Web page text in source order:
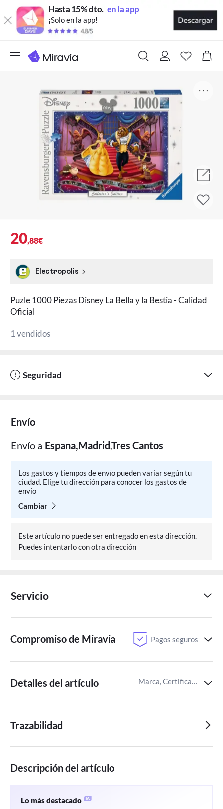
Hasta 15% dto. en la app
¡Solo en la app!
20,88€
Electropolis
Puzle 1000 Piezas Disney La Bella y la Bestia - Calidad
Oficial
1 vendidos
Seguridad
Envío
Envío a Espana,Madrid,Tres Cantos
Los gastos y tiempos de envío pueden variar según tu
ciudad. Elige tu dirección para conocer los gastos de
envío
Cambiar
Este artículo no puede ser entregado en esta dirección.
Puedes intentarlo con otra dirección
Servicio
Compromiso de Miravia Pagos seguros
Detalles del artículo Marca, Certificaciones del producto,Identificador del artículo de Miravia
Trazabilidad
Descripción del artículo
Lo más destacado